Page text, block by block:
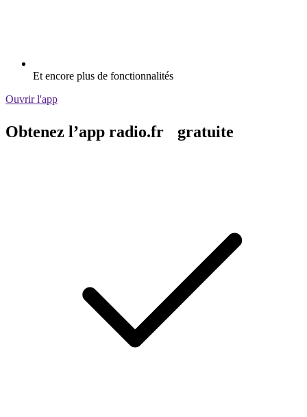
Et encore plus de fonctionnalités
Ouvrir l'app
Obtenez l’app radio.fr gratuite